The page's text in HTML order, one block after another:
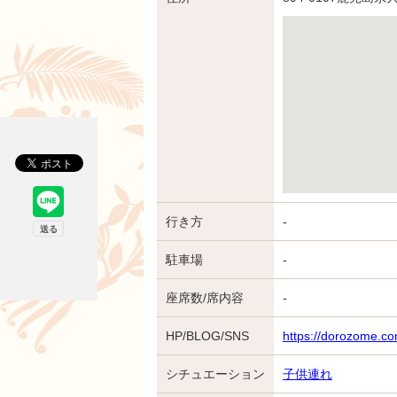
行き方 -
駐車場 -
座席数/席内容 -
HP/BLOG/SNS https://
シチュエーション 子供連れ